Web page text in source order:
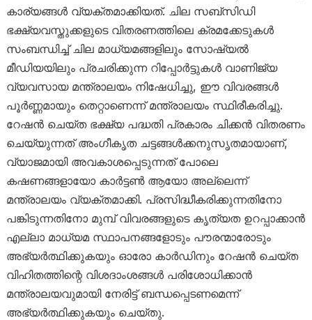
കാര്യങ്ങൾ വ്യക്തമാക്കിയത്. ചില സബ്‌സിഡി
ഭക്ഷ്യവസ്തുക്കളുടെ വിതരണത്തിലെ ക്രമക്കേടുകൾ
സംബന്ധിച്ച് ചില മാധ്യമങ്ങളിലും സോഷ്യൽ
മീഡിയയിലും പ്രചരിക്കുന്ന റിപ്പോർട്ടുകൾ വാണിജ്യ
വ്യവസായ മന്ത്രാലയം നിഷേധിച്ചു, ഈ വിവരങ്ങൾ
പൂർണ്ണമായും തെറ്റാണെന്ന് മന്ത്രാലയം സ്ഥിരീകരിച്ചു.
റേഷൻ ചെയ്ത ഭക്ഷ്യ പദ്ധതി പ്രകാരം ചിക്കൻ വിതരണം
ചെയ്യുന്നത് അംഗീകൃത ചട്ടങ്ങൾക്കനുസൃതമായാണ്,
വ്യാജമായി അവകാശപ്പെടുന്നത് പോലെ
കഷണങ്ങളായോ കാർട്ടൺ ആയോ അല്ലെന്ന്
മന്ത്രാലയം വ്യക്തമാക്കി. പ്രസിദ്ധീകരിക്കുന്നതിനോ
പങ്കിടുന്നതിനോ മുമ്പ് വിവരങ്ങളുടെ കൃത്യത ഉറപ്പാക്കാൻ
എല്ലാ മാധ്യമ സ്ഥാപനങ്ങളോടും പൗരന്മാരോടും
അഭ്യർത്ഥിക്കുകയും ഓരോ കാർഡിനും റേഷൻ ചെയ്ത
വിഹിതത്തിന്റെ വിശദാംശങ്ങൾ പരിശോധിക്കാൻ
മന്ത്രാലയവുമായി നേരിട്ട് ബന്ധപ്പെടണമെന്ന്
അഭ്യർത്ഥിക്കുകയും ചെയ്തു.